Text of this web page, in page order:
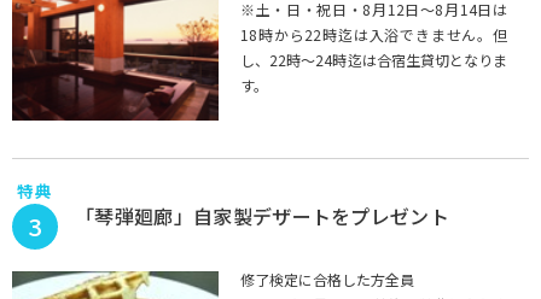
※土・日・祝日・8月12日～8月14日は
18時から22時迄は入浴できません。但
し、22時～24時迄は合宿生貸切となりま
す。
特典
3 「琴弾廻廊」自家製デザートをプレゼント
修了検定に合格した方全員